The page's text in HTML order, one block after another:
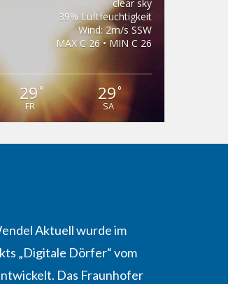
clear sky
39% Luftfeuchtigkeit
Wind: 2m/s SSW
MAX C 26 • MIN C 26
29°
FR
29°
SA
Aktuell wurde im
„Digitale Dörfer“ vom
Das Fraunhofer